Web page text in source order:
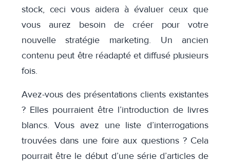
stock, ceci vous aidera à évaluer ceux que
vous aurez besoin de créer pour votre
nouvelle stratégie marketing. Un ancien
contenu peut être réadapté et diffusé plusieurs
fois.
Avez-vous des présentations clients existantes
? Elles pourraient être l’introduction de livres
blancs.Vous avez une liste d’interrogations
trouvées dans une foire aux questions ? Cela
pourrait être le début d’une série d’articles de